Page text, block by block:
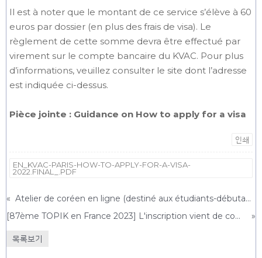
Il est à noter que le montant de ce service s’élève à 60
euros par dossier (en plus des frais de visa). Le
règlement de cette somme devra être effectué par
virement sur le compte bancaire du KVAC. Pour plus
d’informations, veuillez consulter le site dont l’adresse
est indiquée ci-dessus.
Pièce jointe : Guidance on How to apply for a visa
인쇄
EN_KVAC-PARIS-HOW-TO-APPLY-FOR-A-VISA-
2022.FINAL_.PDF
«
Atelier de coréen en ligne (destiné aux étudiants-débutants)
[87ème TOPIK en France 2023] L'inscription vient de commencer ! (modifié)
»
목록보기